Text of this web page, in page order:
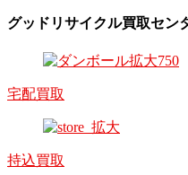
グッドリサイクル買取セン
宅配買取
持込買取